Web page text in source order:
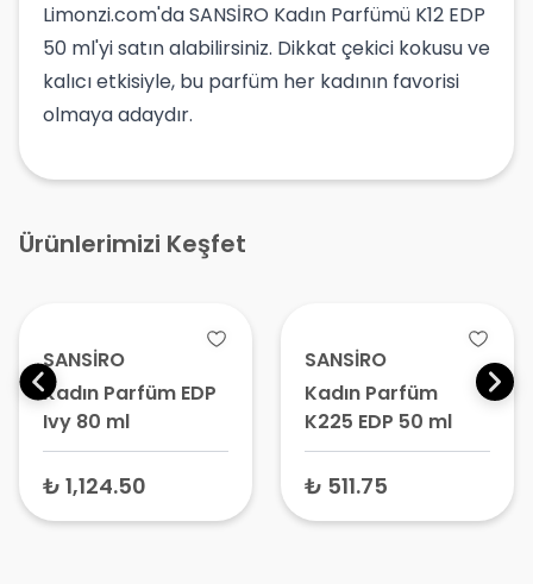
Limonzi.com'da SANSİRO Kadın Parfümü K12 EDP
50 ml'yi satın alabilirsiniz. Dikkat çekici kokusu ve
kalıcı etkisiyle, bu parfüm her kadının favorisi
olmaya adaydır.
Ürünlerimizi Keşfet
SANSİRO
Kadın Parfüm EDP
Ivy 80 ml
₺ 1,124.50
SANSİRO
Kadın Parfüm
K225 EDP 50 ml
₺ 511.75